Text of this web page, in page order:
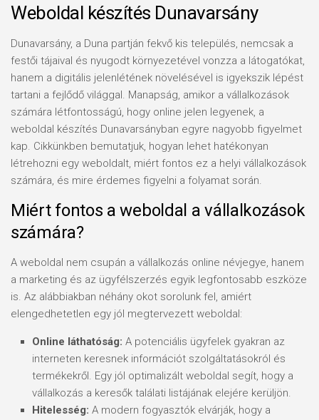
Weboldal készítés Dunavarsány
Dunavarsány, a Duna partján fekvő kis település, nemcsak a
festői tájaival és nyugodt környezetével vonzza a látogatókat,
hanem a digitális jelenlétének növelésével is igyekszik lépést
tartani a fejlődő világgal. Manapság, amikor a vállalkozások
számára létfontosságú, hogy online jelen legyenek, a
weboldal készítés Dunavarsányban egyre nagyobb figyelmet
kap. Cikkünkben bemutatjuk, hogyan lehet hatékonyan
létrehozni egy weboldalt, miért fontos ez a helyi vállalkozások
számára, és mire érdemes figyelni a folyamat során.
Miért fontos a weboldal a vállalkozások
számára?
A weboldal nem csupán a vállalkozás online névjegye, hanem
a marketing és az ügyfélszerzés egyik legfontosabb eszköze
is. Az alábbiakban néhány okot sorolunk fel, amiért
elengedhetetlen egy jól megtervezett weboldal:
Online láthatóság: A potenciális ügyfelek gyakran az
interneten keresnek információt szolgáltatásokról és
termékekről. Egy jól optimalizált weboldal segít, hogy a
vállalkozás a keresők találati listájának elejére kerüljön.
Hitelesség: A modern fogyasztók elvárják, hogy a